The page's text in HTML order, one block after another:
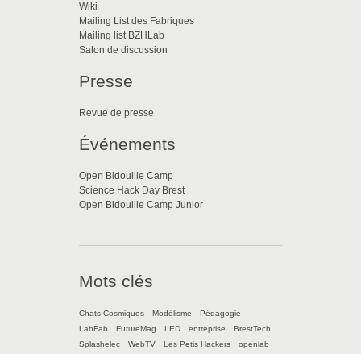
Wiki
Mailing List des Fabriques
Mailing list BZHLab
Salon de discussion
Presse
Revue de presse
Événements
Open Bidouille Camp
Science Hack Day Brest
Open Bidouille Camp Junior
Mots clés
Chats Cosmiques Modélisme
Pédagogie
LabFab
FutureMag LED entreprise
BrestTech
Splashelec
WebTV Les Petis Hackers
openlab